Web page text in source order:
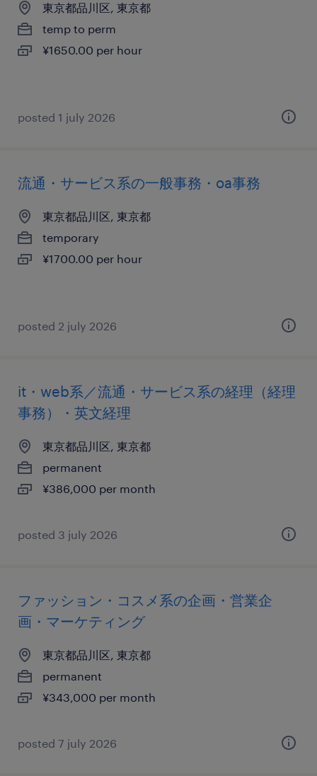
東京都品川区, 東京都
temp to perm
¥1650.00 per hour
posted 1 july 2026
流通・サービス系の一般事務・oa事務
東京都品川区, 東京都
temporary
¥1700.00 per hour
posted 2 july 2026
it・web系／流通・サービス系の経理（経理
事務）・英文経理
東京都品川区, 東京都
permanent
¥386,000 per month
posted 3 july 2026
ファッション・コスメ系の企画・営業企
画・マーケティング
東京都品川区, 東京都
permanent
¥343,000 per month
posted 7 july 2026